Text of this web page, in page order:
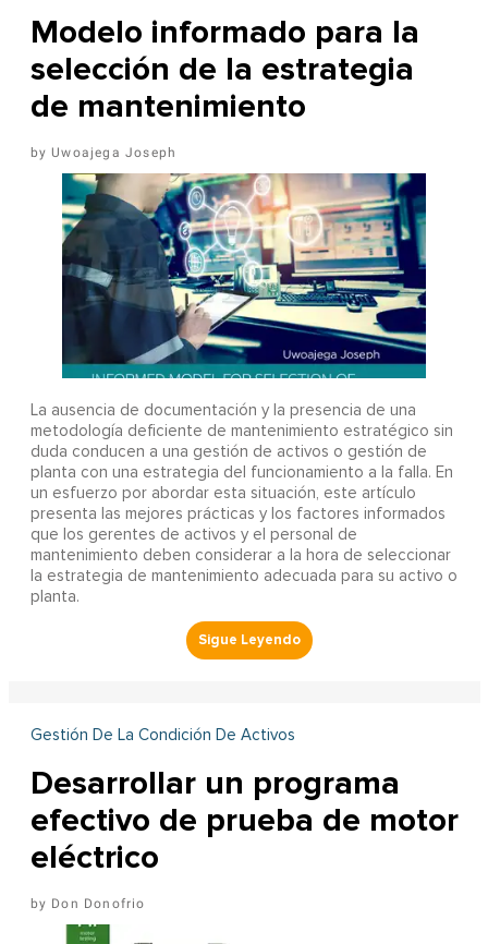
Modelo informado para la
selección de la estrategia
de mantenimiento
Uwoajega Joseph
La ausencia de documentación y la presencia de una
metodología deficiente de mantenimiento estratégico sin
duda conducen a una gestión de activos o gestión de
planta con una estrategia del funcionamiento a la falla. En
un esfuerzo por abordar esta situación, este artículo
presenta las mejores prácticas y los factores informados
que los gerentes de activos y el personal de
mantenimiento deben considerar a la hora de seleccionar
la estrategia de mantenimiento adecuada para su activo o
planta.
Gestión De La Condición De Activos
Desarrollar un programa
efectivo de prueba de motor
eléctrico
Don Donofrio